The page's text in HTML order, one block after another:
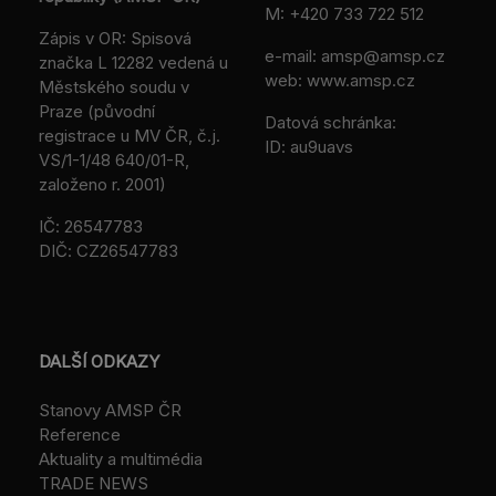
Zápis v OR: Spisová
značka L 12282 vedená u
Městského soudu v
Praze (původní
registrace u MV ČR, č.j.
VS/1-1/48 640/01-R,
založeno r. 2001)
IČ: 26547783
DIČ: CZ26547783
M: +420 733 722 512
e-mail: amsp@amsp.cz
web: www.amsp.cz
Datová schránka:
ID: au9uavs
DALŠÍ ODKAZY
Stanovy AMSP ČR
Reference
Aktuality a multimédia
TRADE NEWS